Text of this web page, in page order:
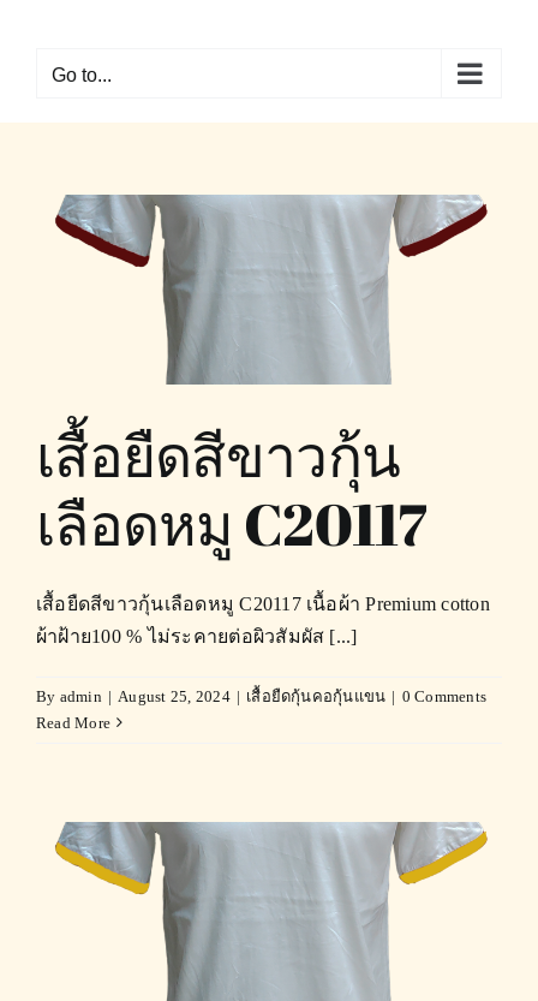
contentGo to...
เสื้อยืดสีขาวกุ้น
เลือดหมู C20117
เสื้อยืดสีขาวกุ้นเลือดหมู C20117 เนื้อผ้า Premium cotton
ผ้าฝ้าย100 % ไม่ระคายต่อผิวสัมผัส [...]
By admin | August 25, 2024 | เสื้อยืดกุ้นคอกุ้นแขน | 0 Comments
Read More